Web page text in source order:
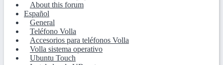
About this forum
Español
General
Teléfono Volla
Accesorios para teléfonos Volla
Volla sistema operativo
Ubuntu Touch